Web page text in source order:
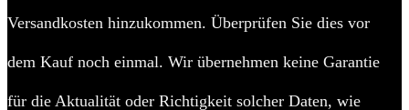
Versandkosten hinzukommen. Überprüfen Sie dies vor
dem Kauf noch einmal. Wir übernehmen keine Garantie
für die Aktualität oder Richtigkeit solcher Daten, wie